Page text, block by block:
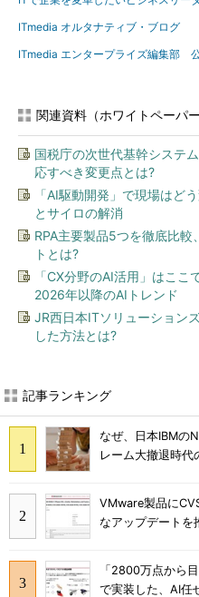
ITmedia オルタナティブ・ブログ
ITmedia エンタープライズ編集部
関連資料（ホワイトペーパー
国税庁の次世代基幹システ
応すべき変更点とは?
「AI駆動開発」で現場はど
とサイロの解消
RPA主要製品5つを徹底比
トとは?
「CX分野のAI活用」はこ
2026年以降のAIトレンド
JR西日本ITソリューション
した方法とは?
記事ランキング
なぜ、日本IBMの
レーム大撤退時代
VMware製品に
なアップデートを
「2800万点から
で実装した、AI任